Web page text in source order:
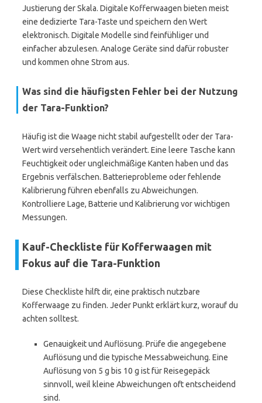
Justierung der Skala. Digitale Kofferwaagen bieten meist
eine dedizierte Tara-Taste und speichern den Wert
elektronisch. Digitale Modelle sind feinfühliger und
einfacher abzulesen. Analoge Geräte sind dafür robuster
und kommen ohne Strom aus.
Was sind die häufigsten Fehler bei der Nutzung
der Tara-Funktion?
Häufig ist die Waage nicht stabil aufgestellt oder der Tara-
Wert wird versehentlich verändert. Eine leere Tasche kann
Feuchtigkeit oder ungleichmäßige Kanten haben und das
Ergebnis verfälschen. Batterieprobleme oder fehlende
Kalibrierung führen ebenfalls zu Abweichungen.
Kontrolliere Lage, Batterie und Kalibrierung vor wichtigen
Messungen.
Kauf-Checkliste für Kofferwaagen mit
Fokus auf die Tara-Funktion
Diese Checkliste hilft dir, eine praktisch nutzbare
Kofferwaage zu finden. Jeder Punkt erklärt kurz, worauf du
achten solltest.
Genauigkeit und Auflösung. Prüfe die angegebene
Auflösung und die typische Messabweichung. Eine
Auflösung von 5 g bis 10 g ist für Reisegepäck
sinnvoll, weil kleine Abweichungen oft entscheidend
sind.